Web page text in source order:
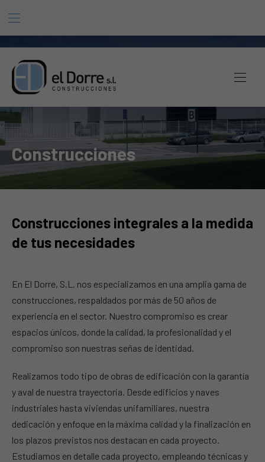
BAR NAVIGATION
El Dorre
Construcciones
Construcciones integrales a la medida
de tus necesidades
En El Dorre, S.L. nos especializamos en una amplia gama de
construcciones, respaldados por más de 50 años de
experiencia en el sector. Nuestro compromiso es crear
espacios únicos, donde la calidad, la profesionalidad y el
compromiso son nuestras señas de identidad.
Realizamos todo tipo de obras de edificación con la garantía
y aval de nuestra trayectoria. Desde edificios y naves
industriales hasta viviendas unifamiliares, nuestra
dedicación y enfoque en la máxima calidad y la finalización en
los plazos previstos nos destacan en cada proyecto.
Estudiamos en detalle cada proyecto, empleando técnicas y